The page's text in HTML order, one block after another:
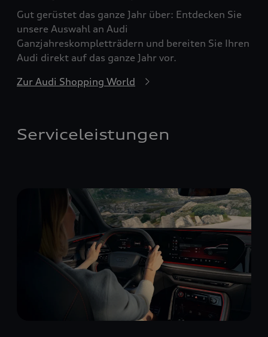
Gut gerüstet das ganze Jahr über: Entdecken Sie
unsere Auswahl an Audi
Ganzjahreskompletträdern und bereiten Sie Ihren
Audi direkt auf das ganze Jahr vor.
Zur Audi Shopping World
Serviceleistungen